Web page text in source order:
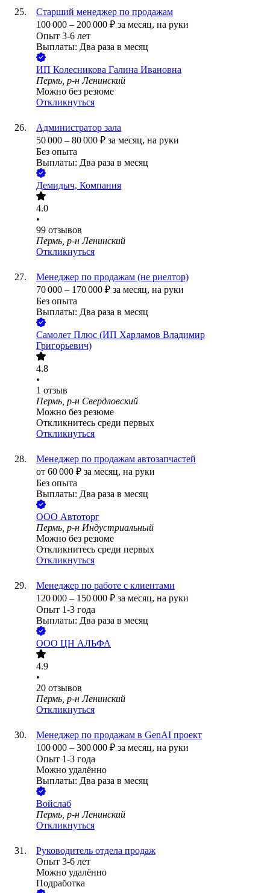
Старший менеджер по продажам
100 000 – 200 000 ₽ за месяц, на руки
Опыт 3-6 лет
Выплаты: Два раза в месяц
ИП Колесникова Галина Ивановна
Пермь, р-н Ленинский
Можно без резюме
Откликнуться
Администратор зала
50 000 – 80 000 ₽ за месяц, на руки
Без опыта
Выплаты: Два раза в месяц
Демидыч, Компания
4.0
•
99 отзывов
Пермь, р-н Ленинский
Откликнуться
Менеджер по продажам (не риелтор)
70 000 – 170 000 ₽ за месяц, на руки
Без опыта
Выплаты: Два раза в месяц
Самолет Плюс (ИП Харламов Владимир
Григорьевич)
4.8
•
1 отзыв
Пермь, р-н Свердловский
Можно без резюме
Откликнитесь среди первых
Откликнуться
Менеджер по продажам автозапчастей
от 60 000 ₽ за месяц, на руки
Без опыта
Выплаты: Два раза в месяц
ООО Автоторг
Пермь, р-н Индустриальный
Можно без резюме
Откликнитесь среди первых
Откликнуться
Менеджер по работе с клиентами
120 000 – 150 000 ₽ за месяц, на руки
Опыт 1-3 года
Выплаты: Два раза в месяц
ООО ЦН АЛЬФА
4.9
•
20 отзывов
Пермь, р-н Ленинский
Откликнуться
Менеджер по продажам в GenAI проект
100 000 – 300 000 ₽ за месяц, на руки
Опыт 1-3 года
Можно удалённо
Выплаты: Два раза в месяц
Войслаб
Пермь, р-н Ленинский
Откликнуться
Руководитель отдела продаж
Опыт 3-6 лет
Можно удалённо
Подработка